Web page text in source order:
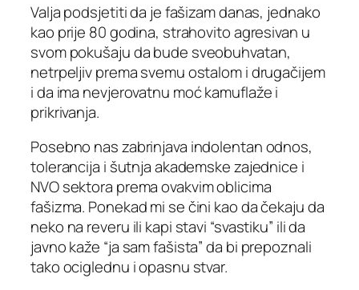
Valja podsjetiti da je fašizam danas, jednako
kao prije 80 godina, strahovito agresivan u
svom pokušaju da bude sveobuhvatan,
netrpeljiv prema svemu ostalom i drugačijem
i da ima nevjerovatnu moć kamuflaže i
prikrivanja.
Posebno nas zabrinjava indolentan odnos,
tolerancija i šutnja akademske zajednice i
NVO sektora prema ovakvim oblicima
fašizma. Ponekad mi se čini kao da čekaju da
neko na reveru ili kapi stavi “svastiku” ili da
javno kaže “ja sam fašista” da bi prepoznali
tako ociglednu i opasnu stvar.